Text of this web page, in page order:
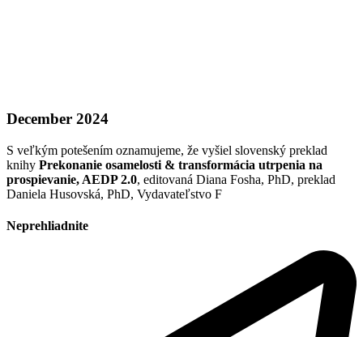
December 2024
S veľkým potešením oznamujeme, že vyšiel slovenský preklad
knihy Prekonanie osamelosti & transformácia utrpenia na
prospievanie, AEDP 2.0, editovaná Diana Fosha, PhD, preklad
Daniela Husovská, PhD, Vydavateľstvo F
Neprehliadnite